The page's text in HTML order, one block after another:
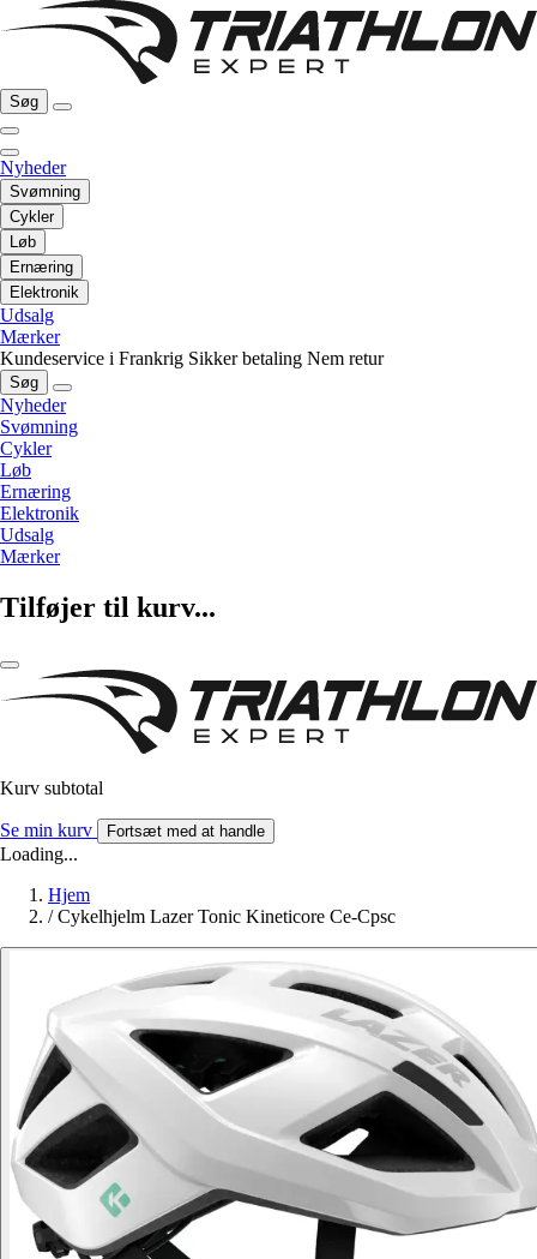
Søg
Nyheder
Svømning
Cykler
Løb
Ernæring
Elektronik
Udsalg
Mærker
Kundeservice i Frankrig Sikker betaling Nem retur
Søg
Nyheder
Svømning
Cykler
Løb
Ernæring
Elektronik
Udsalg
Mærker
Tilføjer til kurv...
Kurv subtotal
Se min kurv Fortsæt med at handle
Loading...
Hjem
/ Cykelhjelm Lazer Tonic Kineticore Ce-Cpsc